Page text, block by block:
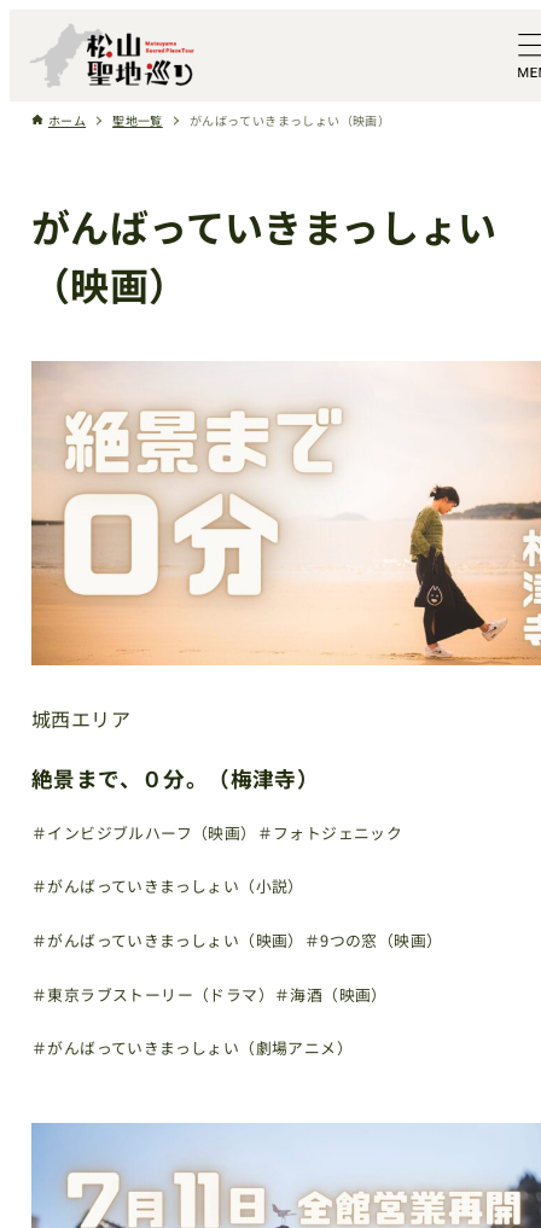
ホーム 聖地一覧 がんばっていきまっしょい（映画）
がんばっていきまっしょい
（映画）
絶景まで、０分。（梅津寺）
城西エリア
＃インビジブルハーフ（映画） ＃フォトジェニック
＃がんばっていきまっしょい（小説）
＃がんばっていきまっしょい（映画） ＃9つの窓（映画）
＃東京ラブストーリー（ドラマ） ＃海酒（映画）
＃がんばっていきまっしょい（劇場アニメ）